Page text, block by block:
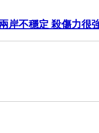
兩岸不穩定 殺傷力很